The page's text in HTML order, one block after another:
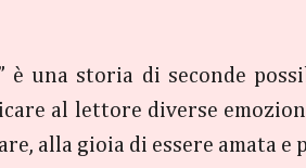
è una storia di seconde
al lettore diverse
alla gioia di essere amata